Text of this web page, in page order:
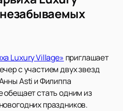
Luxury Village» приглашает
с участием двух звезд
Asti и Филиппа
обещает стать одним из
праздников.